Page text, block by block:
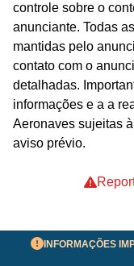
controle sobre o
anunciante. Todas
mantidas pelo
contato com o
detalhadas.
informações e a a
Aeronaves sujeitas
aviso prévio.
INFORMAÇÕES